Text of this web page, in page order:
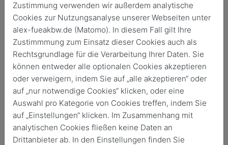
News
Zurück Archivierte News
Alle Allgemein #GIDSdebate
Zustimmung verwenden wir außerdem analytische
Cookies zur Nutzungsanalyse unserer Webseiten unter
alex-fueakbw.de (Matomo). In diesem Fall gilt Ihre
Zustimmmung zum Einsatz dieser Cookies auch als
Rechtsgrundlage für die Verarbeitung Ihrer Daten. Sie
können entweder alle optionalen Cookies akzeptieren
oder verweigern, indem Sie auf „alle akzeptieren“ oder
auf „nur notwendige Cookies“ klicken, oder eine
Auswahl pro Kategorie von Cookies treffen, indem Sie
auf „Einstellungen“ klicken. Im Zusammenhang mit
analytischen Cookies fließen keine Daten an
Drittanbieter ab. In den Einstellungen finden Sie